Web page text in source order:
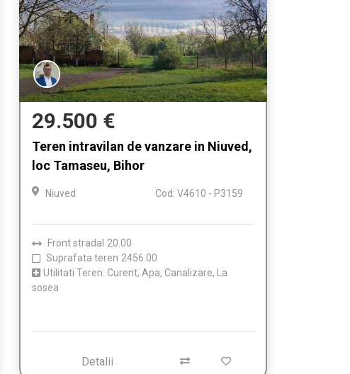
29.500 €
Teren intravilan de vanzare in Niuved,
loc Tamaseu, Bihor
Niuved Cod: V4610 - P3159
Front stradal 20.00
Suprafata teren 2456.00
Utilitati Teren: Curent, Apa, Canalizare, La
sosea
Detalii